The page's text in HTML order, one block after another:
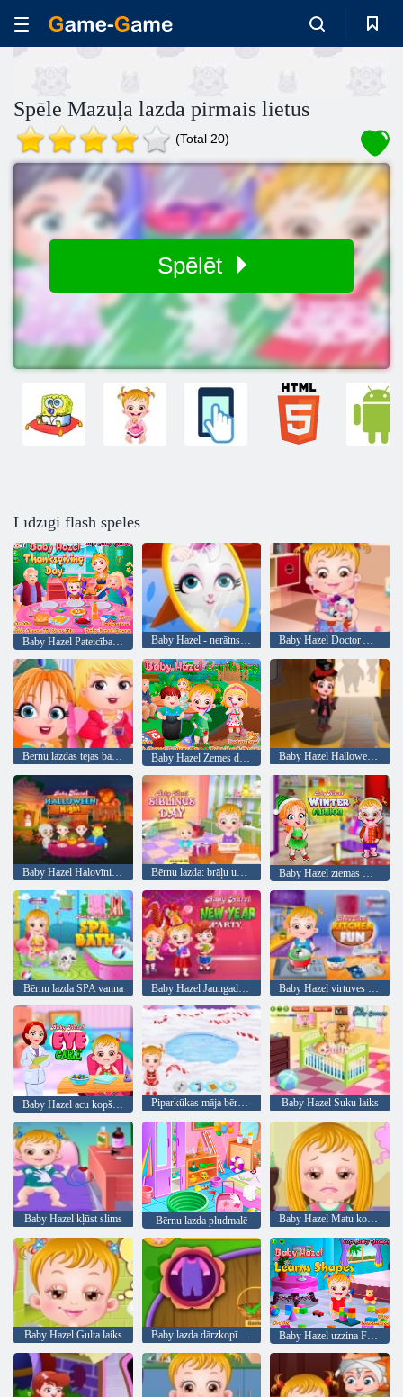
Spēle Mazuļa lazda pirmais lietus
(Total 20)
Spēlēt
Līdzīgi flash spēles
Baby Hazel Pateicības diena Baby Hazel - nerātns kaķis Baby Hazel Doctor Atskaņot
Bērnu lazdas tējas ballīte Baby Hazel Zemes diena Baby Hazel Halloween pils
Baby Hazel Halovīni nakts Bērnu lazda: brāļu un māsu diena Baby Hazel ziemas mode
Bērnu lazda SPA vanna Baby Hazel Jaungada ballīte Baby Hazel virtuves izpriecas
Piparkūkas māja bērnam Lazdu Baby Hazel Suku laiks
Baby Hazel kļūst slims Bērnu lazda pludmalē Baby Hazel Matu kopšana
Baby Hazel Gulta laiks Baby lazda dārzkopība laiks Baby Hazel uzzina Formas